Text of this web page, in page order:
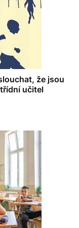
že jsou
učitel